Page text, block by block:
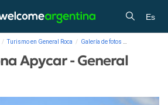
Es
Turismo en General Roca Galería de fotos
Apycar - General